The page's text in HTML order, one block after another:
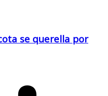
se querella por